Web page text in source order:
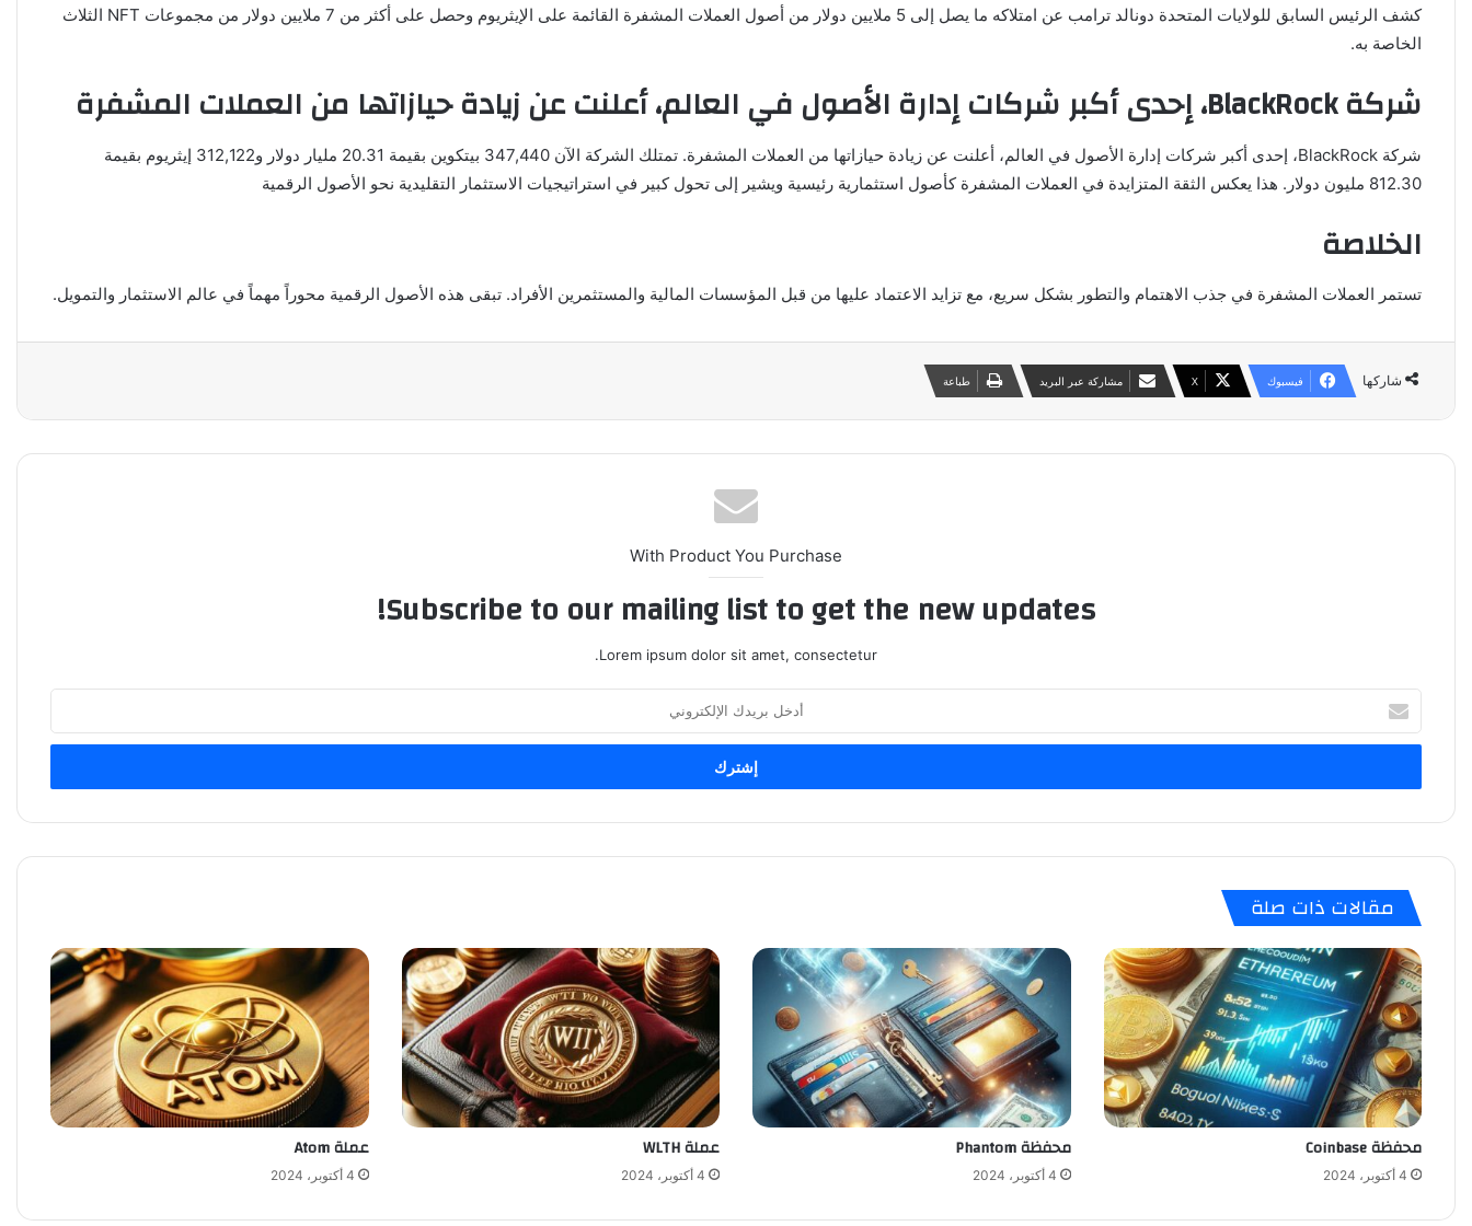
كشف الرئيس السابق للولايات المتحدة دونالد ترامب عن امتلاكه ما يصل إلى 5 ملايين دولار من أصول العملات المشفرة القائمة على الإيثريوم وحصل على أكثر من 7 ملايين دولار من مجموعات NFT الثلاث
الخاصة به.
شركة BlackRock، إحدى أكبر شركات إدارة الأصول في العالم، أعلنت عن زيادة حيازاتها من العملات المشفرة
شركة BlackRock، إحدى أكبر شركات إدارة الأصول في العالم، أعلنت عن زيادة حيازاتها من العملات المشفرة. تمتلك الشركة الآن 347,440 بيتكوين بقيمة 20.31 مليار دولار و312,122 إيثريوم بقيمة
812.30 مليون دولار. هذا يعكس الثقة المتزايدة في العملات المشفرة كأصول استثمارية رئيسية ويشير إلى تحول كبير في استراتيجيات الاستثمار التقليدية نحو الأصول الرقمية
الخلاصة
تستمر العملات المشفرة في جذب الاهتمام والتطور بشكل سريع، مع تزايد الاعتماد عليها من قبل المؤسسات المالية والمستثمرين الأفراد. تبقى هذه الأصول الرقمية محوراً مهماً في عالم الاستثمار والتمويل.
شاركها فيسبوك ‫X مشاركة عبر البريد طباعة
With Product You Purchase
Subscribe to our mailing list to get the new updates!
Lorem ipsum dolor sit amet, consectetur.
بريدك
الإلكتروني
مقالات ذات صلة
محفظة Coinbase
4 أكتوبر، 2024
محفظة Phantom
4 أكتوبر، 2024
عملة WLTH
4 أكتوبر، 2024
عملة Atom
4 أكتوبر، 2024